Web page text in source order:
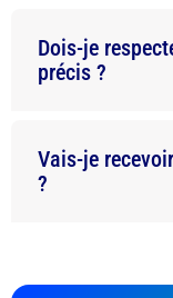
Dois-je
précis ?
Vais-je
?